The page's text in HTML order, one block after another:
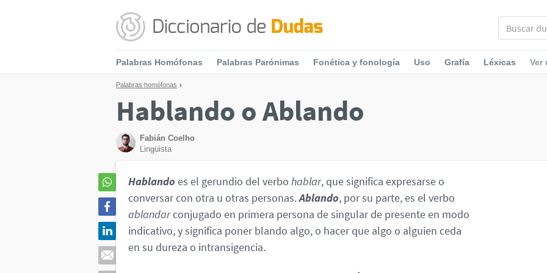
Palabras Homófonas Palabras Parónimas Fonética y fonología Uso Grafía Léxicas Ver
Palabras homófonas
Hablando o Ablando
Fabián Coelho
Lingüista
Hablando es el gerundio del verbo hablar, que significa expresarse o
conversar con otra u otras personas.Ablando, por su parte, es el verbo
ablandarconjugado en primera persona de singular de presente en modo
indicativo, y significa poner blando algo, o hacer que algo o alguien ceda
en su dureza o intransigencia.